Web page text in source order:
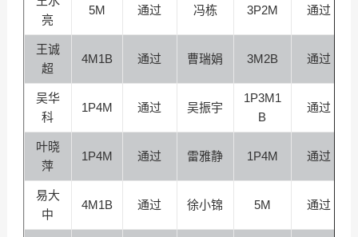
亮
5M 通过 冯栋 3P2M 通过
王诚
超
4M1B 通过 曹瑞娟 3M2B 通过
吴华
科
1P4M 通过 吴振宇
1P3M1
B
通过
叶晓
萍
1P4M 通过 雷雅静 1P4M 通过
易大
中
4M1B 通过 徐小锦 5M 通过